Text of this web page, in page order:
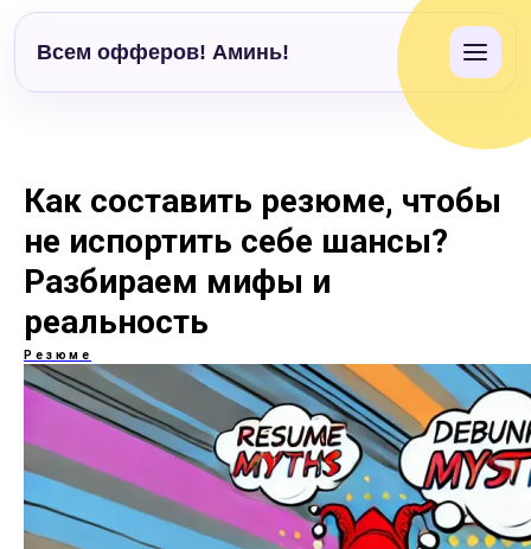
Всем офферов! Аминь!
Как составить резюме, чтобы
не испортить себе шансы?
Разбираем мифы и
реальность
Резюме